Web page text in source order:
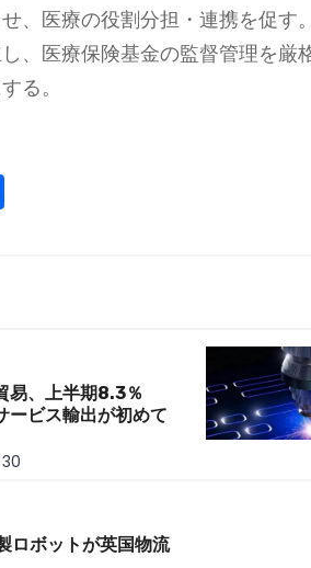
、医療の役割分担・連携を促す
、医療保険基金の監督管理を厳
る。
易、上半期8.3％
ビス輸出が初めて
ロボットが英国物流